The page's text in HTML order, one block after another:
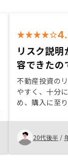
リスク説
容できたの
不動産投資の
やすく、十分
め、購入に至
20代後半 /